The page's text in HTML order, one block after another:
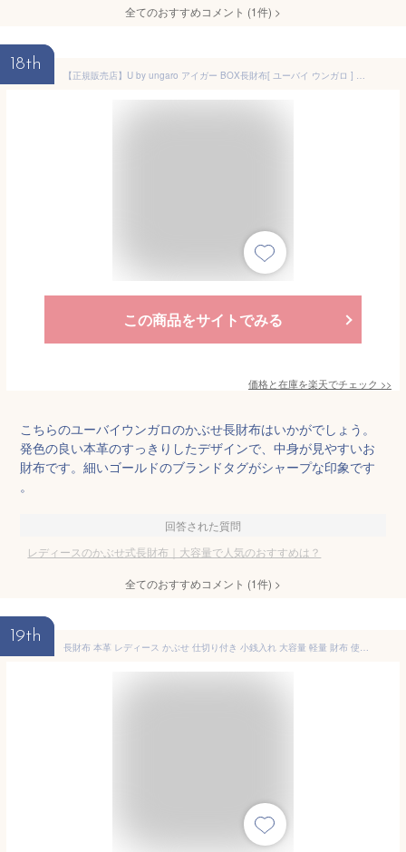
全てのおすすめコメント (1件) >
18th
【正規販売店】U by ungaro アイガー BOX長財布[ ユーバイ ウンガロ ] かぶせ 長財布 ブランド 本革 レザー 大容量 ボックス型小銭入れ 大きく開く カードがたくさん入る 使いやすい かわいい お洒落 大人 レディース バッグマニア
この商品をサイトでみる
価格と在庫を楽天でチェック >>
こちらのユーバイウンガロのかぶせ長財布はいかがでしょう。
発色の良い本革のすっきりしたデザインで、中身が見やすいお
財布です。細いゴールドのブランドタグがシャープな印象です
。
回答された質問
レディースのかぶせ式長財布｜大容量で人気のおすすめは？
全てのおすすめコメント (1件) >
19th
長財布 本革 レディース かぶせ 仕切り付き 小銭入れ 大容量 軽量 財布 使いやすい スリム レザー 牛革 軽い 主婦 メンズ 人気 金運 風水 プレゼント 20代 30代 40代 50代 人気 送料無料